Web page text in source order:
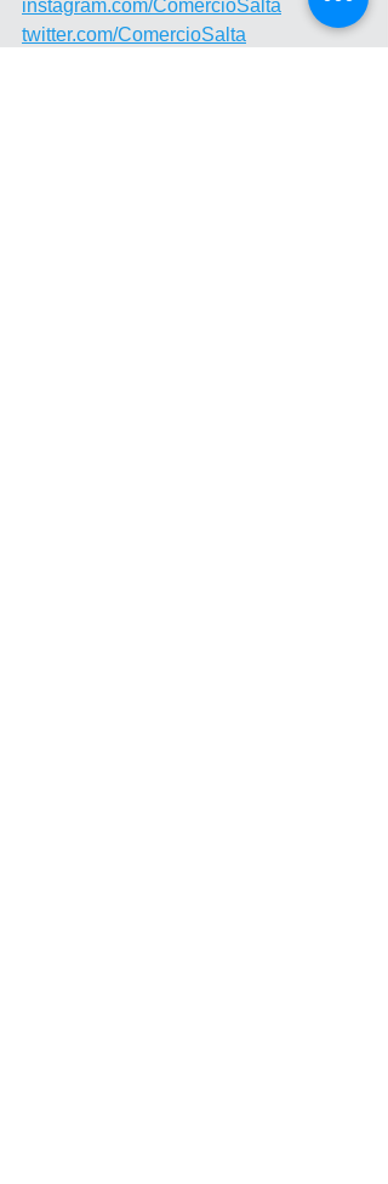
instagram.com/ComercioSalta
twitter.com/ComercioSalta